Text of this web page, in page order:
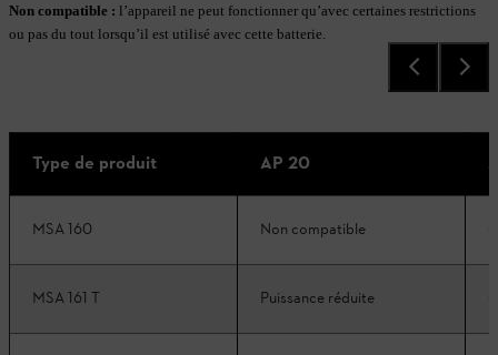
Non compatible : l’appareil ne peut fonctionner qu’avec certaines restrictions
ou pas du tout lorsqu’il est utilisé avec cette batterie.
Type de produit AP 20
MSA 160 Non compatible
MSA 161 T Puissance réduite